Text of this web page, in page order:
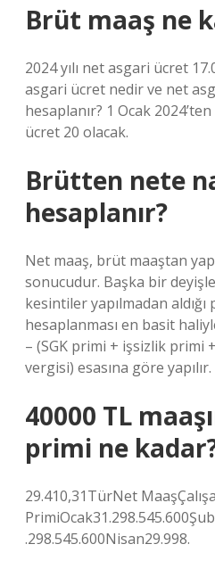
Brüt maaş ne
2024 yılı net asgari ücret
asgari ücret nedir ve net
hesaplanır? 1 Ocak
ücret 20 olacak.
Brütten nete
hesaplanır?
Net maaş, brüt maaştan
sonucudur. Başka bir
kesintiler yapılmadan aldığı
hesaplanması en basit
– (SGK primi + işsizlik primi
vergisi) esasına göre yapılır.
40000 TL
primi ne
29.410,31TürNet
.298.545.600Nisan29.998.